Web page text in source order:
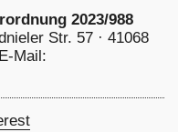
2023/988
Str. 57 · 41068
Mail: